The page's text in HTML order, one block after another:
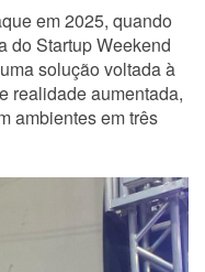
em 2025, quando
do Startup Weekend
solução voltada à
realidade aumentada,
ambientes em três